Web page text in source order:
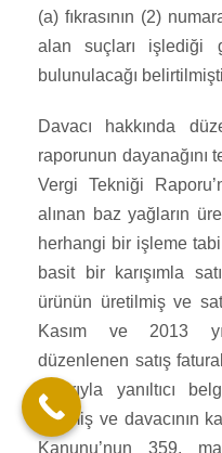
(a) fıkrasının (2)
alan suçları işlediği
bulunulacağı
Davacı hakkında
raporunun
Vergi Tekniği
alınan baz yağların
herhangi bir işleme
basit bir karışımla
ürünün üretilmiş ve
Kasım ve 2013
düzenlenen satış
itibarıyla yanıltıcı
edilmiş ve davacının
Kanunu’nun 359.